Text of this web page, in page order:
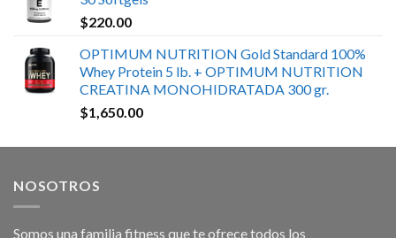
$220.00
OPTIMUM NUTRITION Gold Standard 100%
Whey Protein 5 lb. + OPTIMUM NUTRITION
CREATINA MONOHIDRATADA 300 gr.
$1,650.00
NOSOTROS
Somos una familia fitness que te ofrece todos los